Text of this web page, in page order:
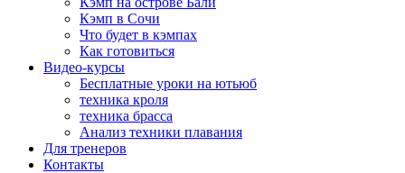
Кэмп в Сочи
Что будет в кэмпах
Как готовиться
Видео-курсы
Бесплатные уроки на ютьюб
техника кроля
техника брасса
Анализ техники плавания
Для тренеров
Контакты